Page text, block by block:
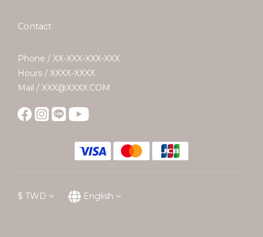
Contact
Phone / XX-XXX-XXX-XXX
Hours / XXXX-XXXX
Mail / XXX@XXXX.COM
$ TWD English